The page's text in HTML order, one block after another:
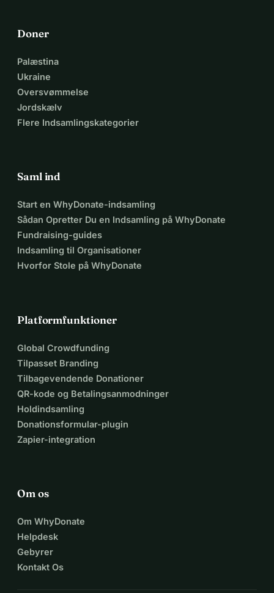
Doner
Palæstina
Ukraine
Oversvømmelse
Jordskælv
Flere Indsamlingskategorier
Saml ind
Start en WhyDonate-indsamling
Sådan Opretter Du en Indsamling på WhyDonate
Fundraising-guides
Indsamling til Organisationer
Hvorfor Stole på WhyDonate
Platformfunktioner
Global Crowdfunding
Tilpasset Branding
Tilbagevendende Donationer
QR-kode og Betalingsanmodninger
Holdindsamling
Donationsformular-plugin
Zapier-integration
Om os
Om WhyDonate
Helpdesk
Gebyrer
Kontakt Os